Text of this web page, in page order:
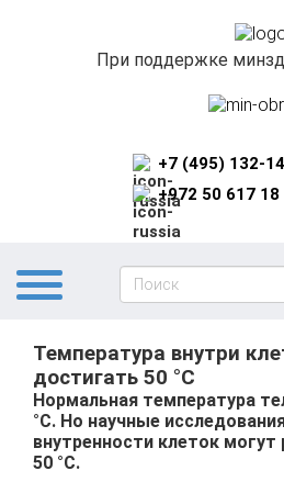
При поддержке
+7 (495) 132-
+972 50 617 18
Температура внутри
достигать 50 °С
Нормальная температура
°С. Но научные
внутренности клеток могут
50 °С.